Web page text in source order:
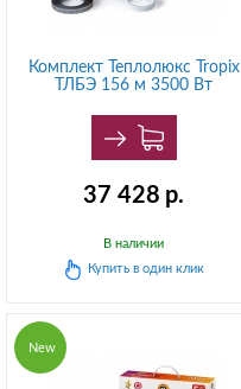
Комплект Теплолюкс Tropix
ТЛБЭ 156 м 3500 Вт
37 428 р.
В наличии
Купить водин клик
New